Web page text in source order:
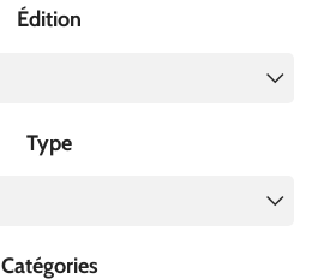
Édition
Type
Catégories